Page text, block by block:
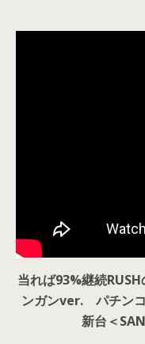
当れば93%継続
ンガンver. パチン
新台＜